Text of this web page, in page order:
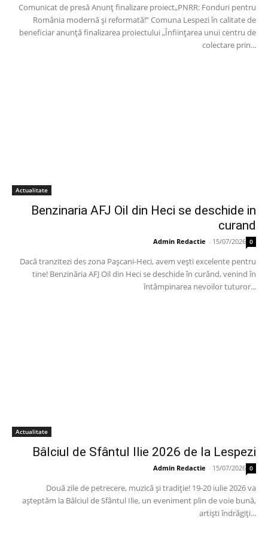
Comunicat de presă Anunț finalizare proiect„PNRR: Fonduri pentru
România modernă și reformată!” Comuna Lespezi în calitate de
beneficiar anunță finalizarea proiectului „Înființarea unui centru de
colectare prin...
Actualitate
Benzinaria AFJ Oil din Heci se deschide in
curand
Admin Redactie - 15/07/2026 0
Dacă tranzitezi des zona Pașcani-Heci, avem vești excelente pentru
tine! Benzinăria AFJ Oil din Heci se deschide în curând, venind în
întâmpinarea nevoilor tuturor...
Actualitate
Bâlciul de Sfântul Ilie 2026 de la Lespezi
Admin Redactie - 15/07/2026 0
Două zile de petrecere, muzică și tradiție! 19-20 iulie 2026 va
așteptăm la Bâlciul de Sfântul Ilie, un eveniment plin de voie bună,
artiști îndrăgiți...